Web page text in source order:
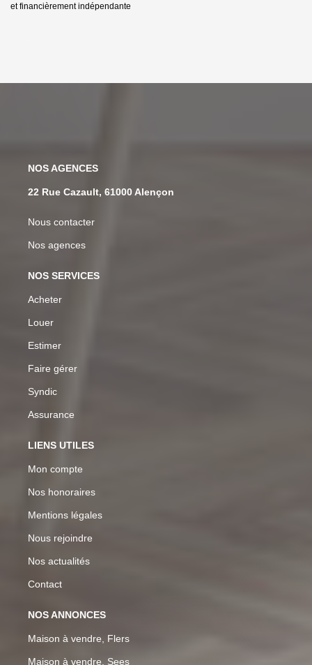
et financièrement indépendante
NOS AGENCES
22 Rue Cazault, 61000 Alençon
Nous contacter
Nos agences
NOS SERVICES
Acheter
Louer
Estimer
Faire gérer
Syndic
Assurance
LIENS UTILES
Mon compte
Nos honoraires
Mentions légales
Nous rejoindre
Nos actualités
Contact
NOS ANNONCES
Maison à vendre, Flers
Maison à vendre, Sees